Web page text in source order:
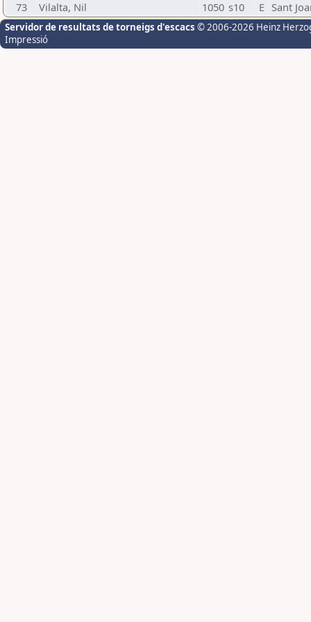
73 Vilalta, Nil 1050 s10 E Sant
Servidor de resultats de torneigs d'escacs © 2006-2026 Heinz
Impressió